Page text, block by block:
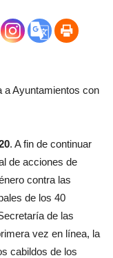
a Ayuntamientos con
. A fin de continuar
de acciones de
contra las
de los 40
de las
vez en línea, la
cabildos de los